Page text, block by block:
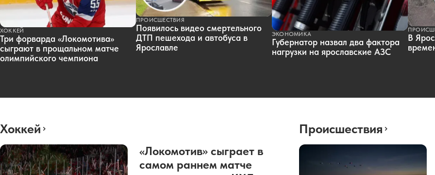
ХОККЕЙ
Три форварда «Локомотива»
сыграют в прощальном матче
олимпийского чемпиона
ПРОИСШЕСТВИЯ
Появилось видео смертельного
ДТП пешехода и автобуса в
Ярославле
ЭКОНОМИКА
Губернатор назвал два фактора
нагрузки на ярославские АЗС
В
Хоккей
«Локомотив» сыграет в
самом раннем матче
Происшествия